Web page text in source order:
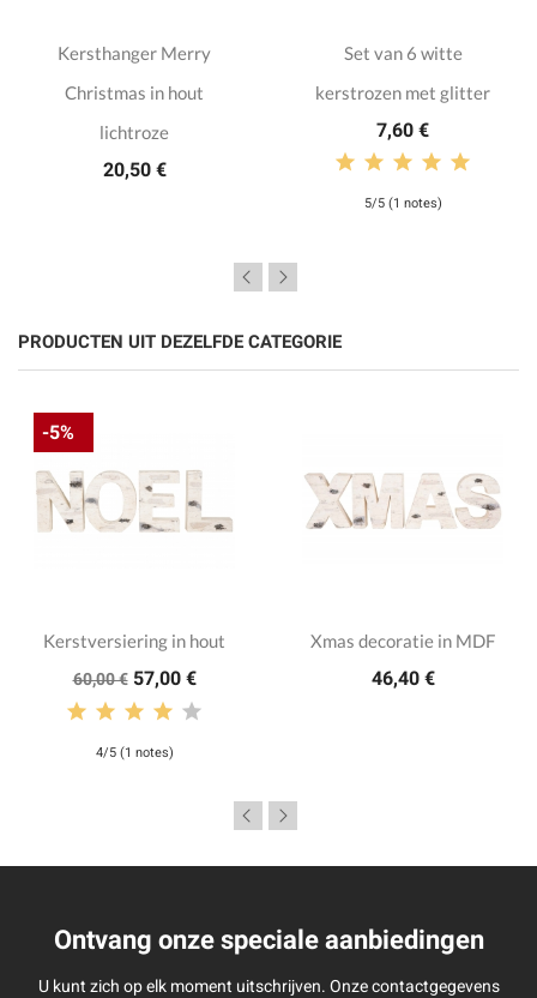
Kersthanger Merry
Christmas in hout
lichtroze
20,50 €
Set van 6 witte
kerstrozen met glitter
7,60 €
5/5 (1 notes)
PRODUCTEN UIT DEZELFDE CATEGORIE
Kerstversiering in hout
60,00 € 57,00 €
4/5 (1 notes)
-5%
Xmas decoratie in MDF
46,40 €
Ontvang onze speciale aanbiedingen
U kunt zich op elk moment uitschrijven. Onze contactgegevens